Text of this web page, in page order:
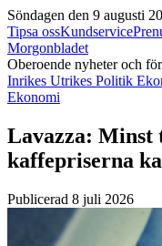
Söndagen den 9 augusti
Tipsa ossKundservice
Morgonbladet
Oberoende nyheter och
Inrikes Utrikes Politik
Ekonomi
Lavazza:
kaffepriserna
Publicerad 8 juli 2026